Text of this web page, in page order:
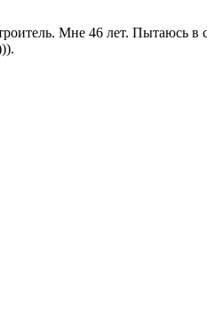
Мне 46 лет. Пытаюсь в